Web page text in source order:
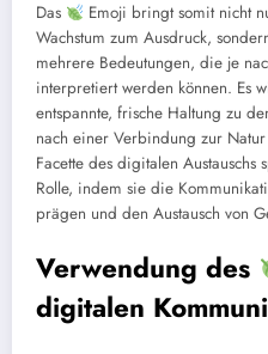
Das
Emoji bringt somit nicht
Wachstum zum Ausdruck,
mehrere Bedeutungen, die je
interpretiert werden können. Es
entspannte, frische Haltung zu
nach einer Verbindung zur
Facette des digitalen
Rolle, indem sie die
prägen und den Austausch von
Verwendung des
digitalen